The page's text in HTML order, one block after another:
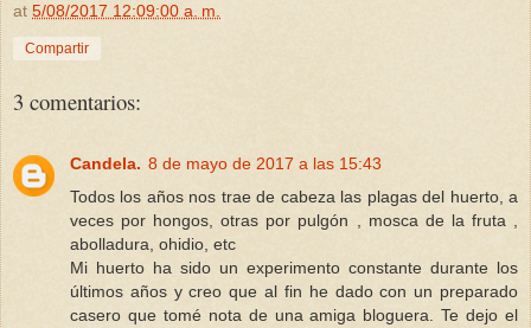
at 5/08/2017 12:09:00 a. m.
Compartir
3 comentarios:
Candela. 8 de mayo de 2017 a las 15:43
Todos los años nos trae de cabeza las plagas del huerto, a
veces por hongos, otras por pulgón , mosca de la fruta ,
abolladura, ohidio, etc
Mi huerto ha sido un experimento constante durante los
últimos años y creo que al fin he dado con un preparado
casero que tomé nota de una amiga bloguera. Te dejo el